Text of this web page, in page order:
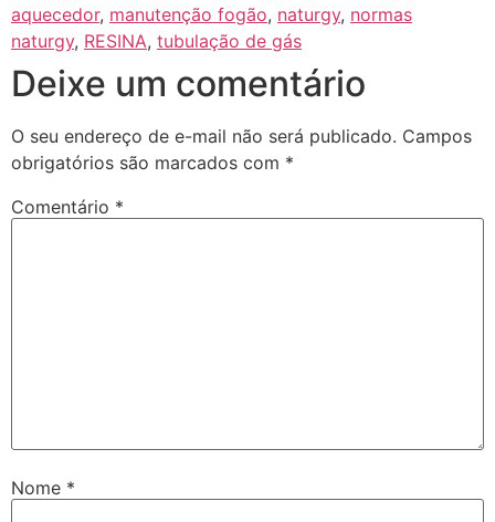
aquecedor, manutenção fogão, naturgy, normas
naturgy, RESINA, tubulação de gás
Deixe um comentário
O seu endereço de e-mail não será publicado. Campos
obrigatórios são marcados com *
Comentário *
Nome *